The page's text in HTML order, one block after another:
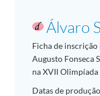
Álvaro
Ficha de
Augusto Fonseca
na XVII Olimpíada
Datas de produção